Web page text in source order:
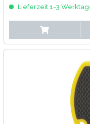
Lieferzeit 1-3